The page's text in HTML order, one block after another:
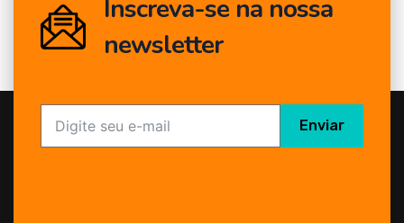
Inscreva-se na nossa
newsletter
Enviar